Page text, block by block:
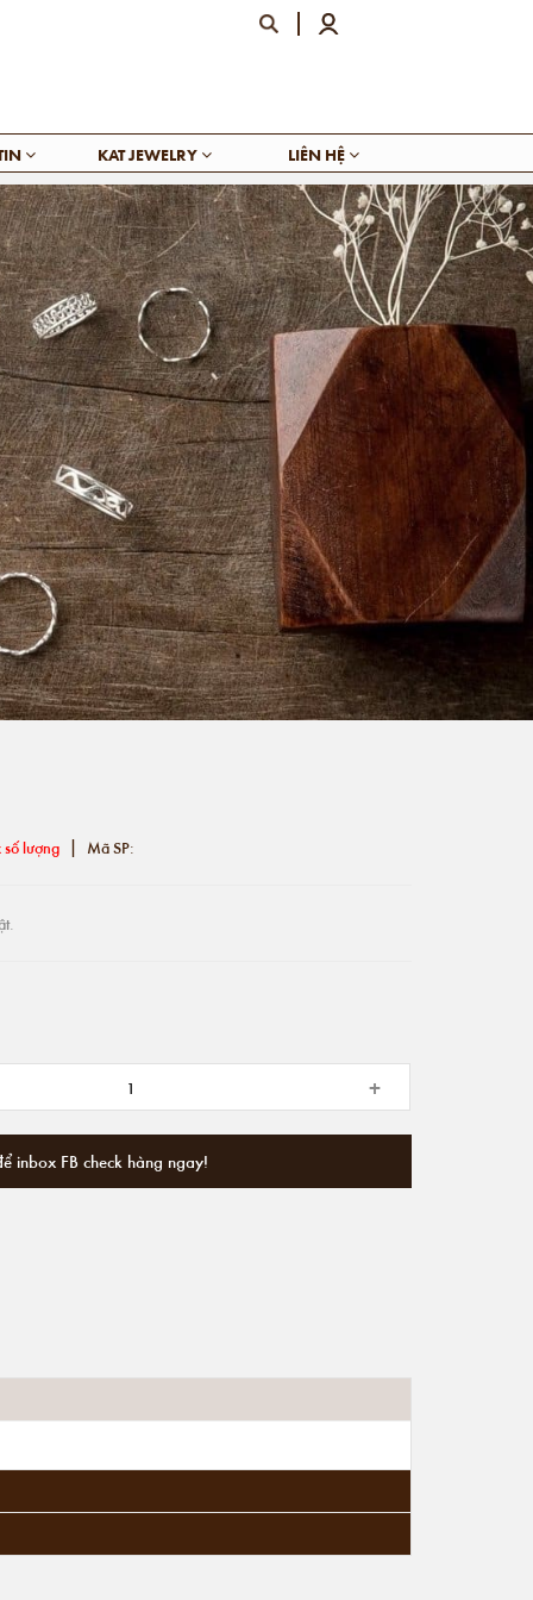
KAT JEWELRY LIÊN HỆ
số lượng | Mã SP:
+
inbox FB check hàng ngay!